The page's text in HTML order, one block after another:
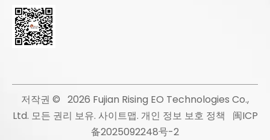
저작권 © 2026 Fujian Rising EO Technologies Co.,
Ltd. 모든 권리 보유. 사이트맵. 개인 정보 보호 정책
闽ICP
备2025092248号-2